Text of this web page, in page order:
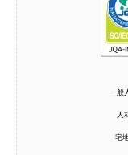
一般
人
宅